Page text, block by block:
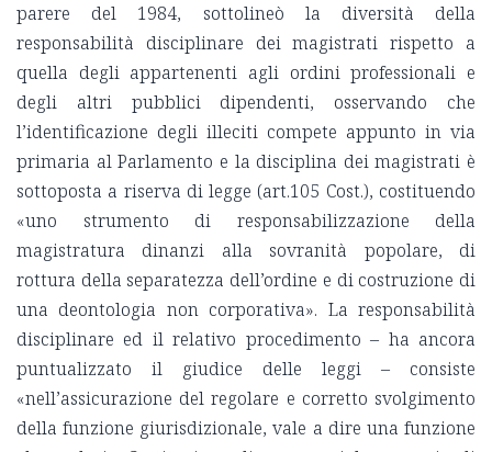
parere del 1984, sottolineò la diversità della
responsabilità disciplinare dei magistrati rispetto a
quella degli appartenenti agli ordini professionali e
degli altri pubblici dipendenti, osservando che
l’identificazione degli illeciti compete appunto in via
primaria al Parlamento e la disciplina dei magistrati è
sottoposta a riserva di legge (art.105 Cost.), costituendo
«uno strumento di responsabilizzazione della
magistratura dinanzi alla sovranità popolare, di
rottura della separatezza dell’ordine e di costruzione di
una deontologia non corporativa». La responsabilità
disciplinare ed il relativo procedimento – ha ancora
puntualizzato il giudice delle leggi – consiste
«nell’assicurazione del regolare e corretto svolgimento
della funzione giurisdizionale, vale a dire una funzione